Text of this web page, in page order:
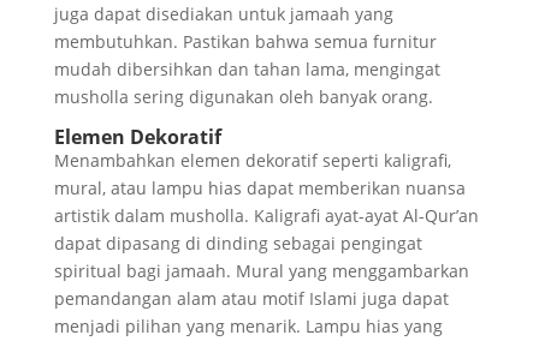
juga dapat disediakan untuk jamaah yang
membutuhkan. Pastikan bahwa semua furnitur
mudah dibersihkan dan tahan lama, mengingat
musholla sering digunakan oleh banyak orang.
Elemen Dekoratif
Menambahkan elemen dekoratif seperti kaligrafi,
mural, atau lampu hias dapat memberikan nuansa
artistik dalam musholla. Kaligrafi ayat-ayat Al-Qur’an
dapat dipasang di dinding sebagai pengingat
spiritual bagi jamaah. Mural yang menggambarkan
pemandangan alam atau motif Islami juga dapat
menjadi pilihan yang menarik. Lampu hias yang